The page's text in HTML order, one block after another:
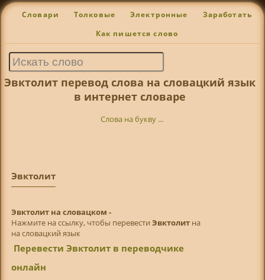
Словари Толковые Электронные Заработать
Как пишется слово
Эвктолит перевод слова на словацкий язык
в интернет словаре
Слова на букву ...
Эвктолит
Эвктолит на словацком -
Нажмите на ссылку, чтобы перевести Эвктолитна
на словацкий язык
Перевести Эвктолит в переводчике
онлайн